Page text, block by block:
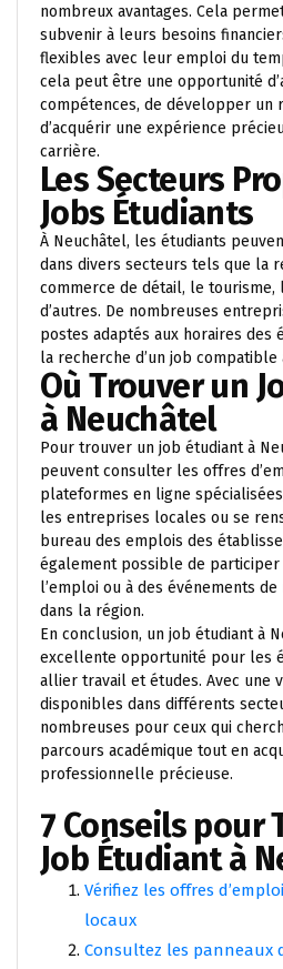
nombreux avantages. Cela
subvenir à leurs besoins
flexibles avec leur emploi du
cela peut être une opportunité
compétences, de développer un
d’acquérir une expérience
carrière.
Les Secteurs
Jobs Étudiants
À Neuchâtel, les étudiants
dans divers secteurs tels que la
commerce de détail, le tourisme,
d’autres. De nombreuses
postes adaptés aux horaires des
la recherche d’un job compatible
Où Trouver un
à Neuchâtel
Pour trouver un job étudiant à
peuvent consulter les offres
plateformes en ligne
les entreprises locales ou se
bureau des emplois des
également possible de participer
l’emploi ou à des événements
dans la région.
En conclusion, un job étudiant à
excellente opportunité pour les
allier travail et études. Avec une
disponibles dans différents
nombreuses pour ceux qui
parcours académique tout en
professionnelle précieuse.
7 Conseils pour
Job Étudiant à
Vérifiez les offres
locaux
Consultez les panneaux